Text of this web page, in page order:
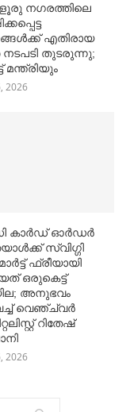
നഗരത്തിലെ
എതിരായ
തുടരുന്നു;
മന്ത്രിയും
2026
കാര്‍ഡ് ഓര്‍ഡര്‍
സ്വിഗ്ഗി
ഫ്രീയായി
ഒരുകെട്ട്
അനുഭവം
വെഞ്ച്വര്‍
റിതേഷ്
2026